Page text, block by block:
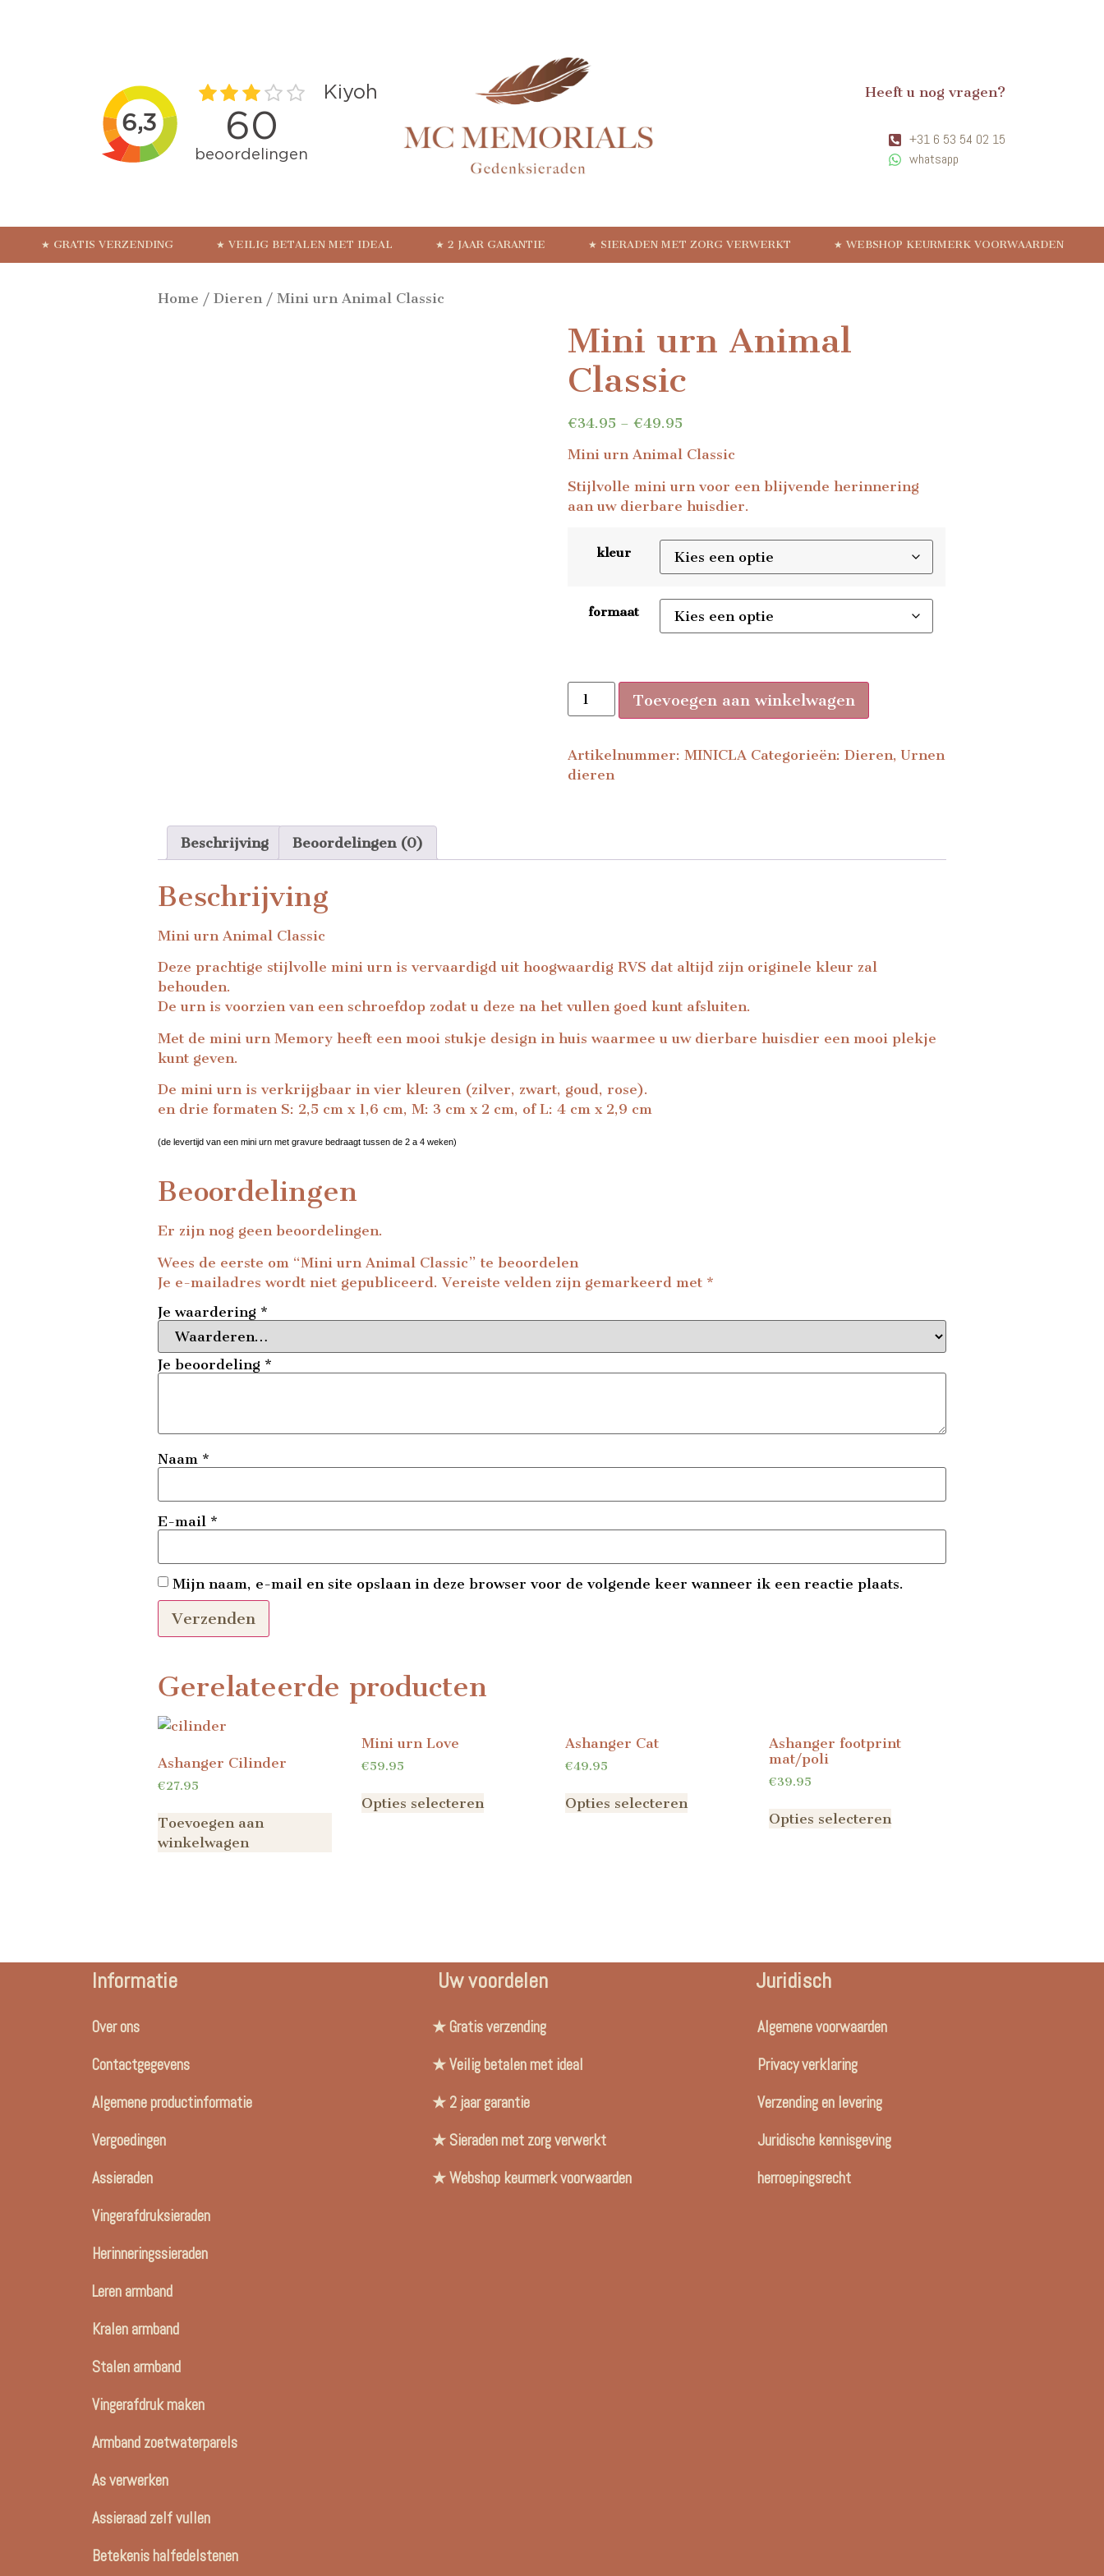
Heeft u nog vragen?
+31 6 53 54 02 15
whatsapp
★ GRATIS VERZENDING ★ VEILIG BETALEN MET IDEAL ★ 2 JAAR GARANTIE ★ SIERADEN MET ZORG VERWERKT ★ WEBSHOP KEURMERK VOORWAARDEN
Home / Dieren/ Mini urn Animal Classic
Mini urn Animal
Classic
€34.95 –€49.95
Mini urn Animal Classic
Stijlvolle mini urn voor een blijvende herinnering
aan uw dierbare huisdier.
kleur
formaat
Toevoegen aan winkelwagen
Artikelnummer:MINICLA Categorieën:Dieren,Urnen
dieren
Beschrijving Beoordelingen (0)
Beschrijving
Mini urn Animal Classic
Deze prachtige stijlvolle mini urn is vervaardigd uit hoogwaardig RVS dat altijd zijn originele kleur zal
behouden.
De urn is voorzien van een schroefdop zodat u deze na het vullen goed kunt afsluiten.
Met de mini urn Memory heeft een mooi stukje design in huis waarmee u uw dierbare huisdier een mooi plekje
kunt geven.
De mini urn is verkrijgbaar in vier kleuren (zilver, zwart, goud, rose).
en drie formaten S: 2,5 cm x 1,6 cm, M: 3 cm x 2 cm, of L: 4 cm x 2,9 cm
(de levertijd van een mini urn met gravure bedraagt tussen de 2 a 4 weken)
Beoordelingen
Er zijn nog geen beoordelingen.
Wees de eerste om “Mini urn Animal Classic” te beoordelen
Je e-mailadres wordt niet gepubliceerd. Vereiste velden zijn gemarkeerd met *
Je waardering *
Je beoordeling *
Naam *
E-mail *
Mijn naam, e-mail en site opslaan in deze browser voor de volgende keer wanneer ik een reactie plaats.
Gerelateerde producten
Ashanger Cilinder
€27.95
Toevoegen aan
winkelwagen
Mini urn Love
€59.95
Opties selecteren
Ashanger Cat
€49.95
Opties selecteren
Ashanger footprint
mat/poli
€39.95
Opties selecteren
Informatie
Over ons
Contactgegevens
Algemene productinformatie
Vergoedingen
Assieraden
Vingerafdruksieraden
Herinneringssieraden
Leren armband
Kralen armband
Stalen armband
Vingerafdruk maken
Armband zoetwaterparels
As verwerken
Assieraad zelf vullen
Betekenis halfedelstenen
Uw voordelen
★ Gratis verzending
★ Veilig betalen met ideal
★ 2 jaar garantie
★ Sieraden met zorg verwerkt
★ Webshop keurmerk voorwaarden
Juridisch
Algemene voorwaarden
Privacy verklaring
Verzending en levering
Juridische kennisgeving
herroepingsrecht